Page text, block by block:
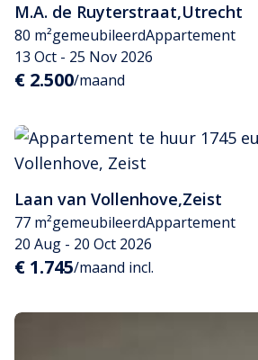
M.A. de Ruyterstraat,Utrecht
80 m²gemeubileerdAppartement
13 Oct - 25 Nov 2026
€ 2.500/maand
Laan van Vollenhove,Zeist
77 m²gemeubileerdAppartement
20 Aug - 20 Oct 2026
€ 1.745/maand incl.